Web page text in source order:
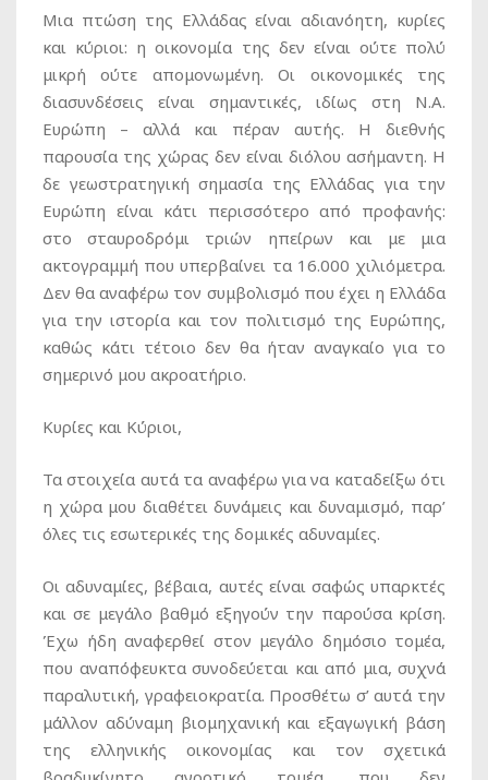
Μια πτώση της Ελλάδας είναι αδιανόητη, κυρίες
και κύριοι: η οικονομία της δεν είναι ούτε πολύ
μικρή ούτε απομονωμένη. Οι οικονομικές της
διασυνδέσεις είναι σημαντικές, ιδίως στη Ν.Α.
Ευρώπη – αλλά και πέραν αυτής. Η διεθνής
παρουσία της χώρας δεν είναι διόλου ασήμαντη. Η
δε γεωστρατηγική σημασία της Ελλάδας για την
Ευρώπη είναι κάτι περισσότερο από προφανής:
στο σταυροδρόμι τριών ηπείρων και με μια
ακτογραμμή που υπερβαίνει τα 16.000 χιλιόμετρα.
Δεν θα αναφέρω τον συμβολισμό που έχει η Ελλάδα
για την ιστορία και τον πολιτισμό της Ευρώπης,
καθώς κάτι τέτοιο δεν θα ήταν αναγκαίο για το
σημερινό μου ακροατήριο.
Κυρίες και Κύριοι,
Τα στοιχεία αυτά τα αναφέρω για να καταδείξω ότι
η χώρα μου διαθέτει δυνάμεις και δυναμισμό, παρ’
όλες τις εσωτερικές της δομικές αδυναμίες.
Οι αδυναμίες, βέβαια, αυτές είναι σαφώς υπαρκτές
και σε μεγάλο βαθμό εξηγούν την παρούσα κρίση.
Έχω ήδη αναφερθεί στον μεγάλο δημόσιο τομέα,
που αναπόφευκτα συνοδεύεται και από μια, συχνά
παραλυτική, γραφειοκρατία. Προσθέτω σ’ αυτά την
μάλλον αδύναμη βιομηχανική και εξαγωγική βάση
της ελληνικής οικονομίας και τον σχετικά